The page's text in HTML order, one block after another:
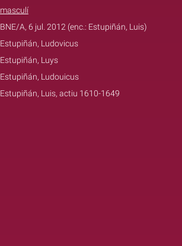
masculí
BNE/A, 6 jul. 2012 (enc.: Estupiñán, Luis)
Estupiñán, Ludovicus
Estupiñán, Luys
Estupiñán, Ludouicus
Estupiñán, Luis, actiu 1610-1649